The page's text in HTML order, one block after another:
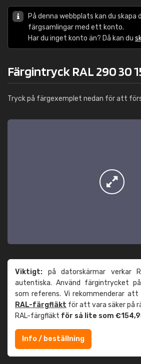
På denna webbplats kan du skapa
färgsamlingar med ett konto.
Har du inget konto än? Då kan du
Färgintryck RAL 290 30
Tryck på färgexemplet nedan för att
Viktigt: på datorskärmar verkar
autentiska. Använd färgintrycket
som referens. Vi rekommenderar att
RAL-färgfläkt för att vara säker på
RAL-färgfläkt för så lite som
Info / beställning